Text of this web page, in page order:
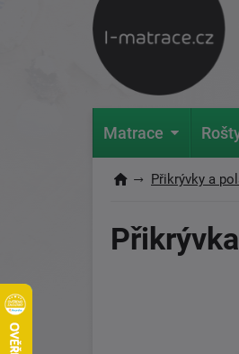
Matrace
Přikrývky a